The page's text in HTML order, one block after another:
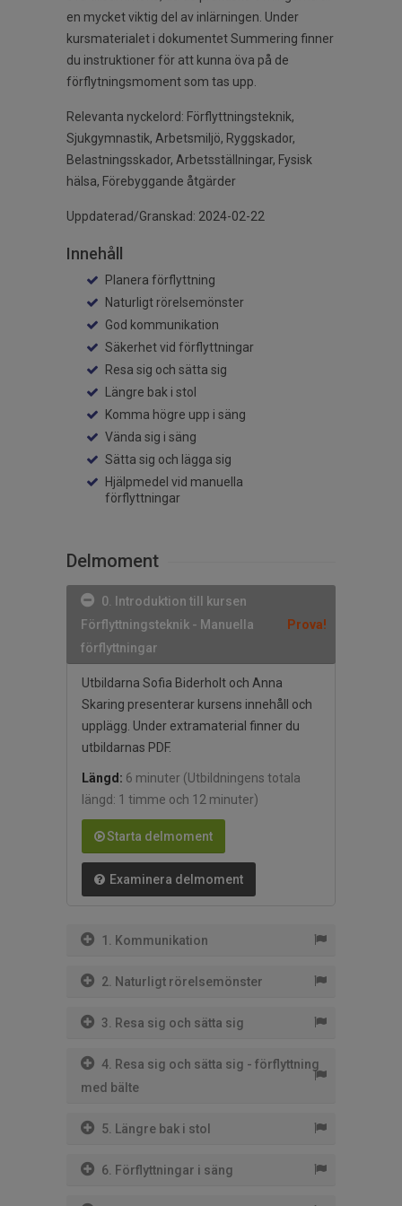
en mycket viktig del av inlärningen. Under
kursmaterialet i dokumentet Summering finner
du instruktioner för att kunna öva på de
förflytningsmoment som tas upp.
Relevanta nyckelord: Förflyttningsteknik,
Sjukgymnastik, Arbetsmiljö, Ryggskador,
Belastningsskador, Arbetsställningar, Fysisk
hälsa, Förebyggande åtgärder
Uppdaterad/Granskad: 2024-02-22
Innehåll
Planera förflyttning
Naturligt rörelsemönster
God kommunikation
Säkerhet vid förflyttningar
Resa sig och sätta sig
Längre bak i stol
Komma högre upp i säng
Vända sig i säng
Sätta sig och lägga sig
Hjälpmedel vid manuella
förflyttningar
Delmoment
0. Introduktion till kursen
Förflyttningsteknik - Manuella
förflyttningar
Prova!
Utbildarna Sofia Biderholt och Anna
Skaring presenterar kursens innehåll och
upplägg. Under extramaterial finner du
utbildarnas PDF.
Längd: 6 minuter (Utbildningens totala
längd: 1 timme och 12 minuter)
Starta delmoment
Examinera delmoment
1. Kommunikation
2. Naturligt rörelsemönster
3. Resa sig och sätta sig
4. Resa sig och sätta sig - förflyttning
med bälte
5. Längre bak i stol
6. Förflyttningar i säng